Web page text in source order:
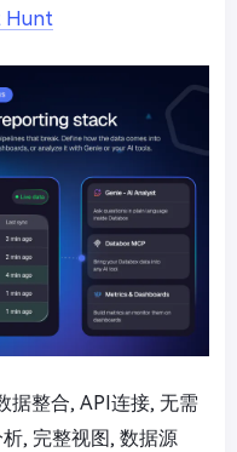
Hunt
据整合, API连接, 无需
, 完整视图, 数据源